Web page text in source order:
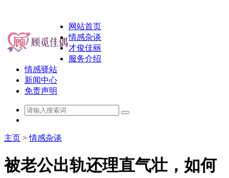
网站首页
情感杂谈
才俊佳丽
服务介绍
情感驿站
新闻中心
免责声明
主页 >情感杂谈
被老公出轨还理直气壮，如何